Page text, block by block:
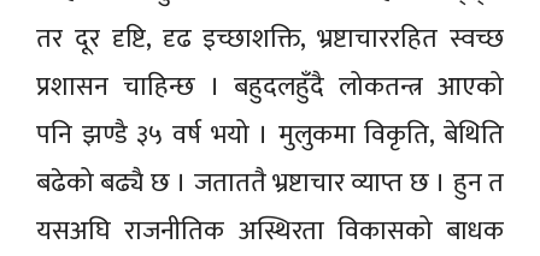
तर दूर दृष्टि, दृढ इच्छाशक्ति, भ्रष्टाचाररहित स्वच्छ
प्रशासन चाहिन्छ । बहुदलहुँदै लोकतन्त्र आएको
पनि झण्डै ३५ वर्ष भयो । मुलुकमा विकृति, बेथिति
बढेको बढ्यै छ । जताततै भ्रष्टाचार व्याप्त छ । हुन त
यसअघि राजनीतिक अस्थिरता विकासको बाधक